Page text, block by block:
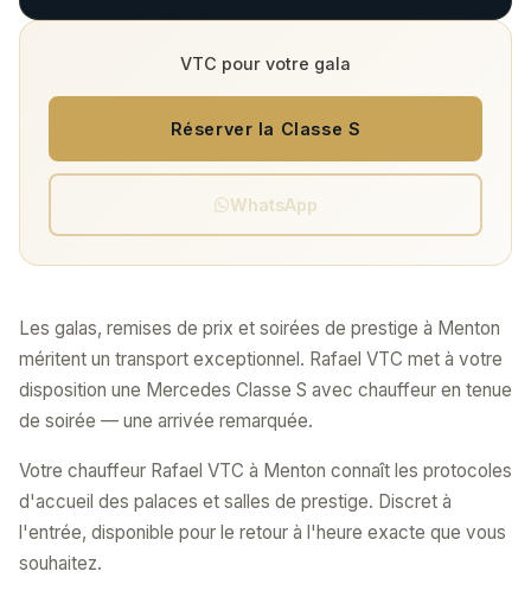
Les galas, remises de prix et soirées de prestige à Menton
méritent un transport exceptionnel. Rafael VTC met à votre
disposition une Mercedes Classe S avec chauffeur en tenue
de soirée — une arrivée remarquée.
Votre chauffeur Rafael VTC à Menton connaît les protocoles
d'accueil des palaces et salles de prestige. Discret à
l'entrée, disponible pour le retour à l'heure exacte que vous
souhaitez.
VTC pour votre gala
Réserver la Classe S
WhatsApp